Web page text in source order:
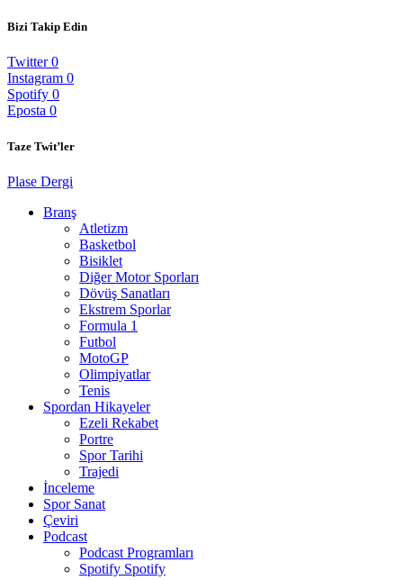
Bizi Takip Edin
Twitter 0
Instagram 0
Spotify 0
Eposta 0
Taze Twit’ler
Plase Dergi
Branş
Atletizm
Basketbol
Bisiklet
Diğer Motor Sporları
Dövüş Sanatları
Ekstrem Sporlar
Formula 1
Futbol
MotoGP
Olimpiyatlar
Tenis
Spordan Hikayeler
Ezeli Rekabet
Portre
Spor Tarihi
Trajedi
İnceleme
Spor Sanat
Çeviri
Podcast
Podcast Programları
Spotify Spotify